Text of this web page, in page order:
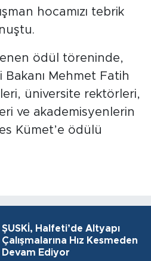
hocamızı tebrik
ödül töreninde,
Mehmet Fatih
üniversite rektörleri,
ve akademisyenlerin
Kümet’e ödülü
ŞUSKİ, Halfeti’de Altyapı
Çalışmalarına Hız Kesmeden
Devam Ediyor